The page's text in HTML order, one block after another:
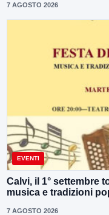
7 AGOSTO 2026
EVENTI
Calvi, il 1° settembre
musica e tradizioni
7 AGOSTO 2026